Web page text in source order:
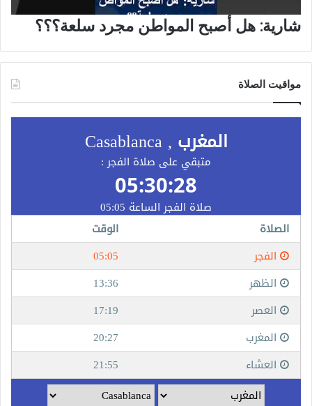
شارية: هل أصبح المواطن مجرد سلعة؟؟؟
مواقيت الصلاة